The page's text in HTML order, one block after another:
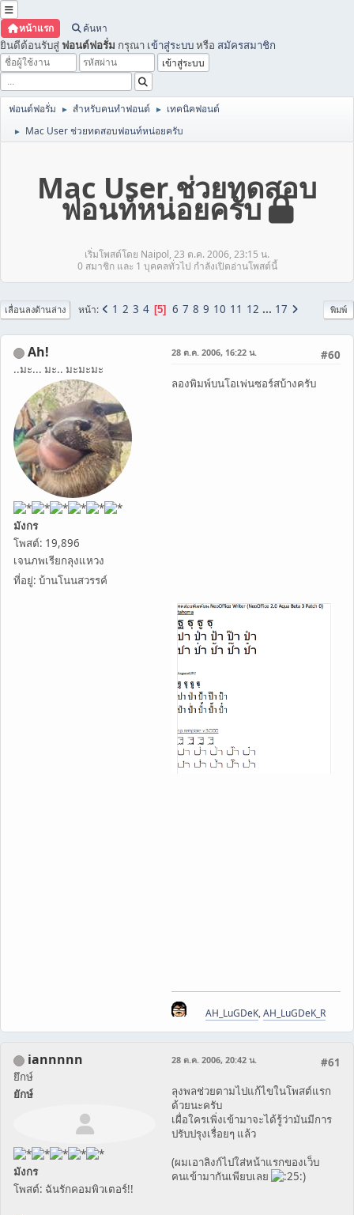
หน้าแรก ค้นหา
ยินดีต้อนรับสู่ ฟอนต์ฟอรั่ม กรุณา เข้าสู่ระบบหรือ สมัครสมาชิก
ฟอนต์ฟอรั่ม ► สำหรับคนทำฟอนต์ ► เทคนิคฟอนต์
► Mac User ช่วยทดสอบฟอนท์หน่อยครับ
Mac User ช่วยทดสอบ
ฟอนท์หน่อยครับ
เริ่มโพสต์โดย Naipol, 23 ต.ค. 2006, 23:15 น.
0 สมาชิก และ 1 บุคคลทั่วไป กำลังเปิดอ่านโพสต์นี้
พิมพ์
เลื่อนลงด้านล่าง หน้า 1 2 3 4 5 6 7 8 9 10 11 12 ... 17
Ah!
..มะ... มะ.. มะมะมะ
มังกร
โพสต์: 19,896
เจนภพเรียกลุงแหวง
ที่อยู่: บ้านโนนสวรรค์
#60
28 ต.ค. 2006, 16:22 น.
ลองพิมพ์บนโอเพ่นซอร์สบ้างครับ
AH_LuGDeK,AH_LuGDeK_R
iannnnn
ยึกษ์
ยักษ์
มังกร
โพสต์: ฉันรักคอมพิวเตอร์!!
#61
28 ต.ค. 2006, 20:42 น.
ลุงพลช่วยตามไปแก้ไขในโพสต์แรก
ด้วยนะครับ
เผื่อใครเพิ่งเข้ามาจะได้รู้ว่ามันมีการ
ปรับปรุงเรื่อยๆ แล้ว
(ผมเอาลิงก์ไปใส่หน้าแรกของเว็บ
คนเข้ามากันเพียบเลย
)